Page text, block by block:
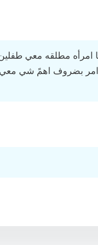
امر بضروف اهمً شي معي